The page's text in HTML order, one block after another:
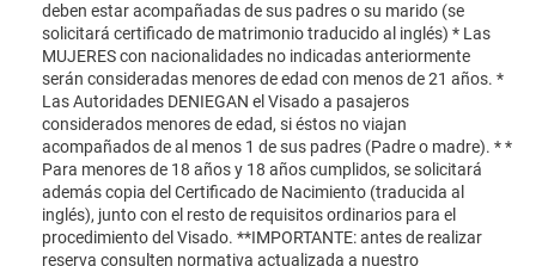
deben estar acompañadas de sus padres o su marido (se
solicitará certificado de matrimonio traducido al inglés) * Las
MUJERES con nacionalidades no indicadas anteriormente
serán consideradas menores de edad con menos de 21 años. *
Las Autoridades DENIEGAN el Visado a pasajeros
considerados menores de edad, si éstos no viajan
acompañados de al menos 1 de sus padres (Padre o madre). * *
Para menores de 18 años y 18 años cumplidos, se solicitará
además copia del Certificado de Nacimiento (traducida al
inglés), junto con el resto de requisitos ordinarios para el
procedimiento del Visado. **IMPORTANTE: antes de realizar
reserva consulten normativa actualizada a nuestro